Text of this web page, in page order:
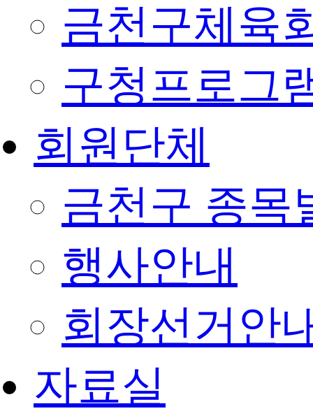
금천구체육
구청프로그
회원단체
금천구 종목
행사안내
회장선거안
자료실